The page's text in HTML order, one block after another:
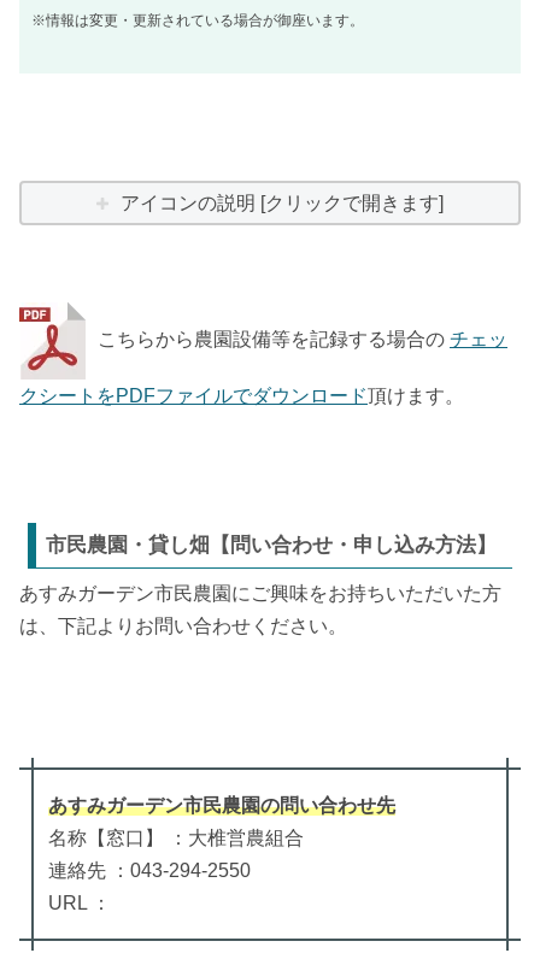
※情報は変更・更新されている場合が御座います。
アイコンの説明 [クリックで開きます]
こちらから農園設備等を記録する場合の チェッ
クシートをPDFファイルでダウンロード頂けます。
市民農園・貸し畑【問い合わせ・申し込み方法】
あすみガーデン市民農園にご興味をお持ちいただいた方
は、下記よりお問い合わせください。
あすみガーデン市民農園の問い合わせ先
名称【窓口】 ：大椎営農組合
連絡先 ：043-294-2550
URL ：